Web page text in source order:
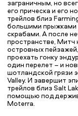
заграничным, но
его прическа и его
трейлов близ
большими прыжками
скрабами. А после
пространстве, Митч
островных
проехать гонку
один перелет – и
шотландской грязи
Valley. И завершит
трейлов близ Salt
помощью
Moterra.